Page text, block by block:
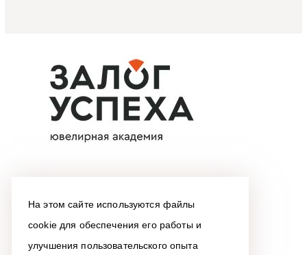
На этом сайте используются файлы
cookie для обеспечения его работы и
улучшения пользовательского опыта